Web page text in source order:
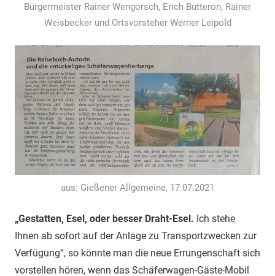
Bürgermeister Rainer Wengorsch, Erich Butteron, Rainer
Weisbecker und Ortsvorsteher Werner Leipold
aus: Gießener Allgemeine, 17.07.2021
„Gestatten, Esel, oder besser Draht-Esel. Ich stehe
Ihnen ab sofort auf der Anlage zu Transportzwecken zur
Verfügung“, so könnte man die neue Errungenschaft sich
vorstellen hören, wenn das Schäferwagen-Gäste-Mobil